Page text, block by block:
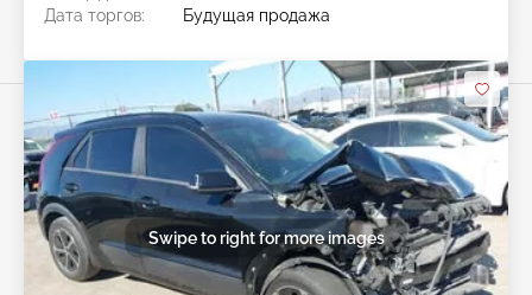
Дата торгов:
Будущая продажа
Swipe to right for more images